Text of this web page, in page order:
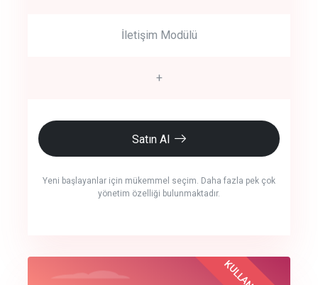
İletişim Modülü
+
Satın Al
Yeni başlayanlar için mükemmel seçim. Daha fazla pek çok
yönetim özelliği bulunmaktadır.
crm auto cync